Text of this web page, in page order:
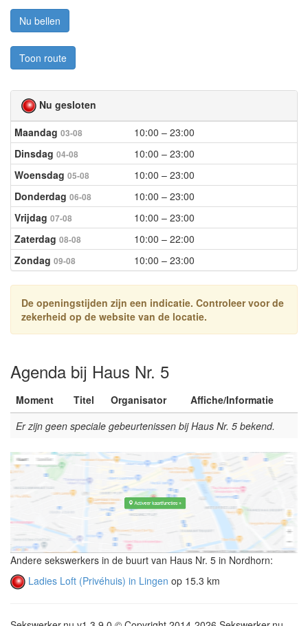
Nu bellen
Toon route
Nu gesloten
Maandag 03-08
10:00 – 23:00
Dinsdag 04-08
10:00 – 23:00
Woensdag 05-08
10:00 – 23:00
Donderdag 06-08
10:00 – 23:00
Vrijdag 07-08
10:00 – 23:00
Zaterdag 08-08
10:00 – 22:00
Zondag 09-08 10:00 – 23:00
De openingstijden zijn een indicatie. Controleer voor de
zekerheid op de website van de locatie.
Agenda bij Haus Nr. 5
Moment Titel Organisator
Affiche/Informatie
Er zijn geen speciale gebeurtenissen bij Haus Nr. 5 bekend.
Andere sekswerkers in de buurt van Haus Nr. 5 in Nordhorn:
Ladies Loft (Privéhuis) in Lingen op 15.3 km